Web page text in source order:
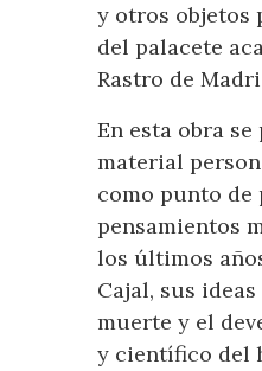
y otros objetos
del palacete
Rastro de
En esta obra
material
como punto de
pensamientos
los últimos
Cajal, sus
muerte y el
y científico del